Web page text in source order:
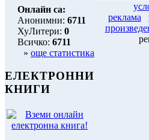
Онлайн са:
Анонимни: 6711
ХуЛитери: 0
Всичко: 6711
» още статистика
ЕЛЕКТРОННИ
КНИГИ
реклама